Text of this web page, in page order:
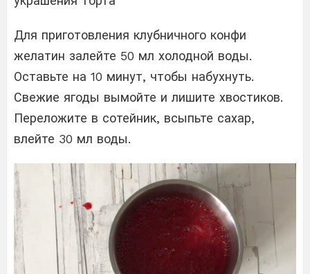
Для приготовления клубничного конфи
желатин залейте 50 мл холодной воды.
Оставьте на 10 минут, чтобы набухнуть.
Свежие ягоды вымойте и лишите хвостиков.
Переложите в сотейник, всыпьте сахар,
влейте 30 мл воды.